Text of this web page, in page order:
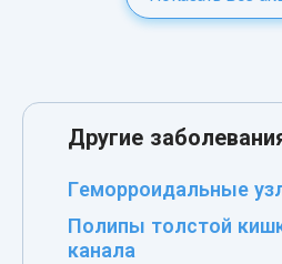
Другие
Геморроидальные
Полипы толстой
канала